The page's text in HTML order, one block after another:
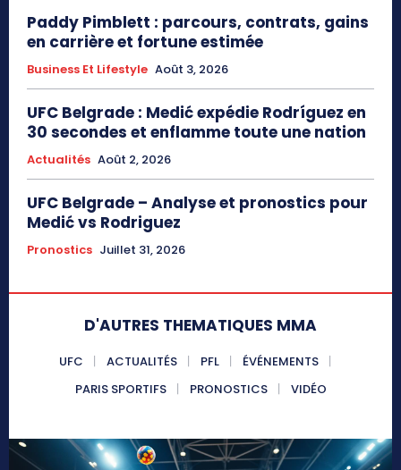
Paddy Pimblett : parcours, contrats, gains
en carrière et fortune estimée
Business Et Lifestyle Août 3, 2026
UFC Belgrade : Medić expédie Rodríguez en
30 secondes et enflamme toute une nation
Actualités Août 2, 2026
UFC Belgrade – Analyse et pronostics pour
Medić vs Rodriguez
Pronostics Juillet 31, 2026
D'AUTRES THEMATIQUES MMA
UFC ACTUALITÉS PFL
ÉVÉNEMENTS
PARIS SPORTIFS
PRONOSTICS VIDÉO